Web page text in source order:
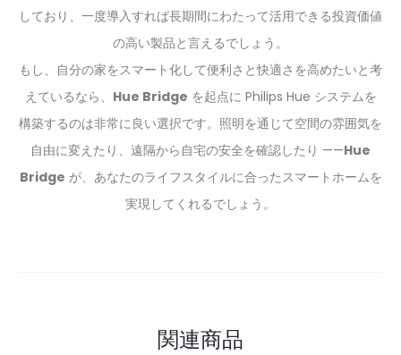
しており、一度導入すれば長期間にわたって活用できる投資価値
の高い製品と言えるでしょう。
もし、自分の家をスマート化して便利さと快適さを高めたいと考
えているなら、 Hue Bridge を起点に Philips Hue システムを
構築するのは非常に良い選択です。照明を通じて空間の雰囲気を
自由に変えたり、遠隔から自宅の安全を確認したり ——Hue
Bridge が、あなたのライフスタイルに合ったスマートホームを
実現してくれるでしょう。
関連商品